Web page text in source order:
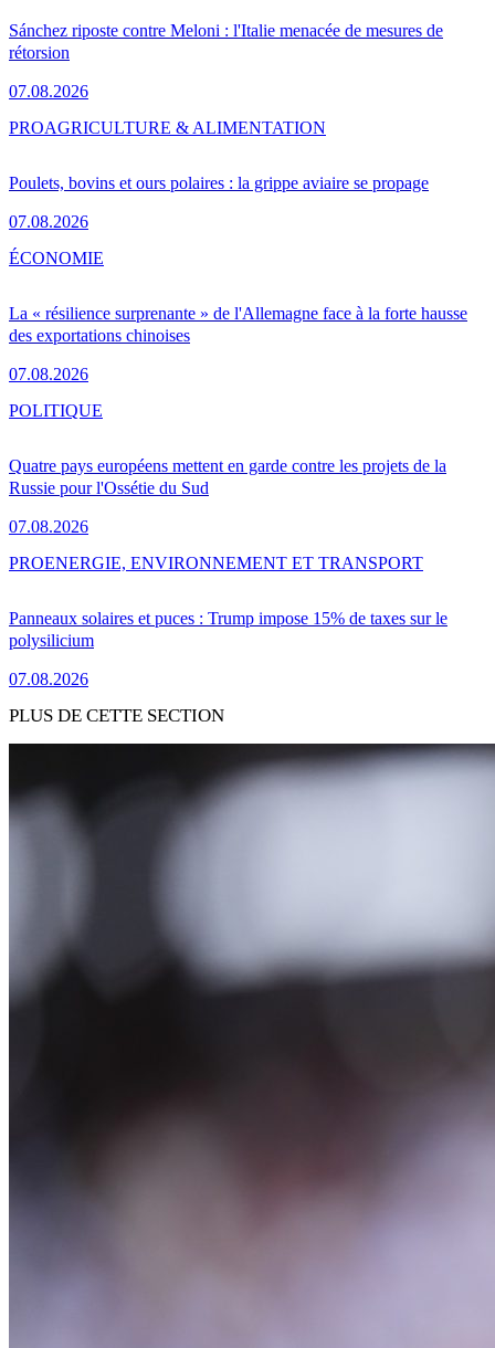
Sánchez riposte contre Meloni : l'Italie menacée de mesures de
rétorsion
07.08.2026
Poulets, bovins et ours polaires : la grippe aviaire se propage
07.08.2026
PROAGRICULTURE & ALIMENTATION
La « résilience surprenante » de l'Allemagne face à la forte hausse
des exportations chinoises
07.08.2026
ÉCONOMIE
Quatre pays européens mettent en garde contre les projets de la
Russie pour l'Ossétie du Sud
07.08.2026
POLITIQUE
Panneaux solaires et puces : Trump impose 15% de taxes sur le
polysilicium
07.08.2026
PROENERGIE, ENVIRONNEMENT ET TRANSPORT
PLUS DE CETTE SECTION